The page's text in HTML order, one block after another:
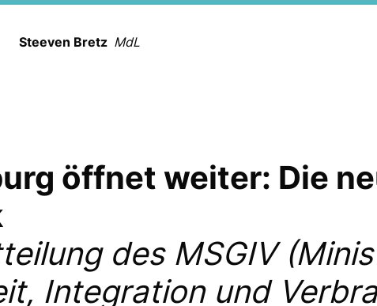
Steeven Bretz MdL
öffnet weiter: Die
des MSGIV
Integration und